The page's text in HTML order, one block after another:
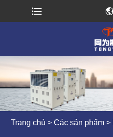
Trang chủ > Các sản phẩm >